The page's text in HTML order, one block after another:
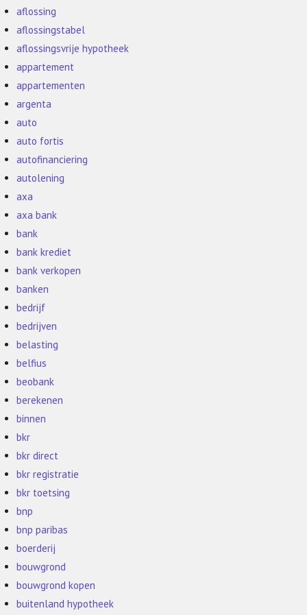
aflossing
aflossingstabel
aflossingsvrije hypotheek
appartement
appartementen
argenta
auto
auto fortis
autofinanciering
autolening
axa
axa bank
bank
bank krediet
bank verkopen
banken
bedrijf
bedrijven
belasting
belfius
beobank
berekenen
binnen
bkr
bkr direct
bkr registratie
bkr toetsing
bnp
bnp paribas
boerderij
bouwgrond
bouwgrond kopen
buitenland hypotheek